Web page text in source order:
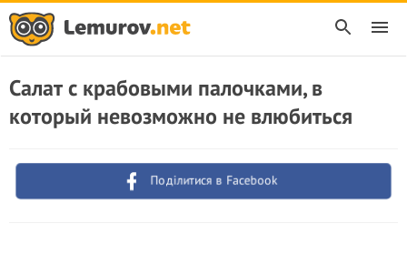
Салат с крабовыми палочками, в
который невозможно не влюбиться
Поділитися в Facebook